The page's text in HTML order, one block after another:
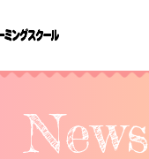
News